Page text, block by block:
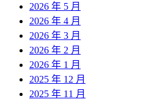
2026 年 5 月
2026 年 4 月
2026 年 3 月
2026 年 2 月
2026 年 1 月
2025 年 12 月
2025 年 11 月